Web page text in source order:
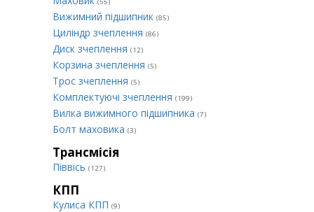
Вижимний підшипник (85)
Циліндр зчеплення (86)
Диск зчеплення (12)
Корзина зчеплення (5)
Трос зчеплення (5)
Комплектуючі зчеплення (199)
Вилка вижимного підшипника (7)
Болт маховика (3)
Трансмісія
Піввісь (127)
КПП
Кулиса КПП (9)